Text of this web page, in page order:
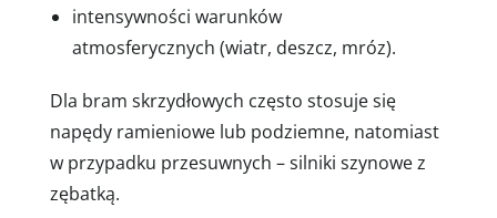
intensywności warunków
atmosferycznych (wiatr, deszcz, mróz).
Dla bram skrzydłowych często stosuje się
napędy ramieniowe lub podziemne, natomiast
w przypadku przesuwnych – silniki szynowe z
zębatką.